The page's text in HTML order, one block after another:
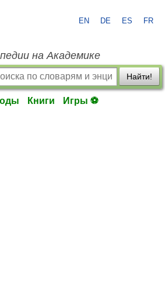
EN DE ES FR
на Академике
Найти!
Книги Игры ⚽